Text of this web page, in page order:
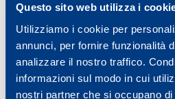
Questo sito web utilizza i
Utilizziamo i cookie per
annunci, per fornire funzionalità
analizzare il nostro traffico.
informazioni sul modo in cui
nostri partner che si occupano di
Read all
04 March 2016/ Ciclismo